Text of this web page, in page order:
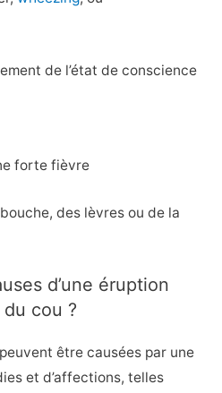
de l’état de conscience
forte fièvre
des lèvres ou de la
d’une éruption
cou ?
être causées par une
et d’affections, telles